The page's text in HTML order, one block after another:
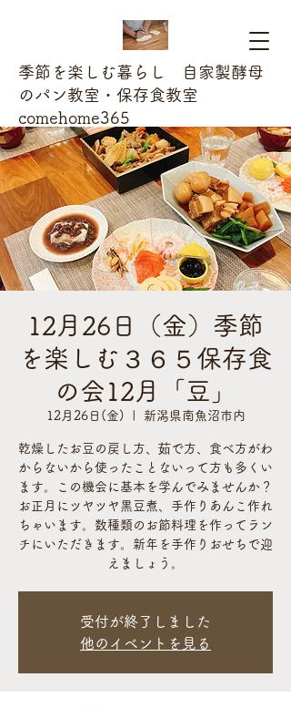
季節を楽しむ暮らし 自家製酵母
のパン教室・保存食教室
comehome365
12月26日（金）季節
を楽しむ３６５保存食
の会12月「豆」
12月26日(金) 新潟県南魚沼市内
乾燥したお豆の戻し方、茹で方、食べ方がわ
からないから使ったことないって方も多くい
ます。この機会に基本を学んでみませんか？
お正月にツヤツヤ黒豆煮、手作りあんこ作れ
ちゃいます。数種類のお節料理を作ってラン
チにいただきます。新年を手作りおせちで迎
えましょう。
受付が終了しました
他のイベントを見る